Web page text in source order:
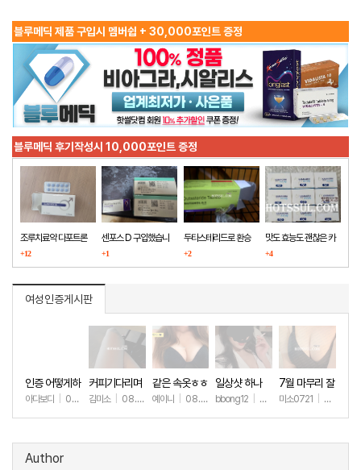
블루메딕 제품 구입시 멤버쉽 + 30,000포인트 증정
블루메딕 후기작성시 10,000포인트 증정
조루치료약 다포트론
구매했습니다
+12
센포스 D 구입했습니
다
+1
두타스테리드로 환승
+2
맛도 효능도 괜찮은 카
마그라
+4
여성인증게시판
인증 어떻게하
는건데여ㅜ
아다보디 08.09 +1
커피기다리며
(안야함)
김미소 08.08 +114
같은 속옷ㅎㅎ
예이니 08.04 +80
일상샷 하나
bbong12 07.31+90
7월 마무리 잘
하세요🫶
미소0721 07.31
Author